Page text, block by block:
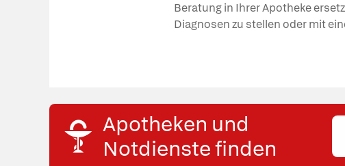
Beratung in Ihrer Apotheke
Diagnosen zu stellen oder mit
Apotheken und
Notdienste finden
Ort,